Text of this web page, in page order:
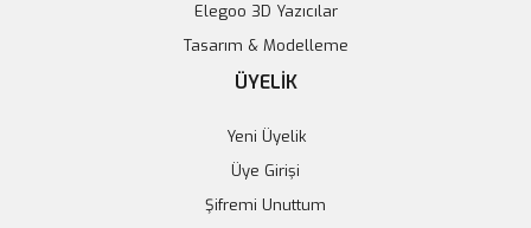
Elegoo 3D Yazıcılar
Tasarım & Modelleme
ÜYELİK
Yeni Üyelik
Üye Girişi
Şifremi Unuttum